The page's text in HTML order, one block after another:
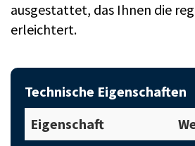
ausgestattet, das Ihnen die
erleichtert.
Technische Eigenschaften
Eigenschaft